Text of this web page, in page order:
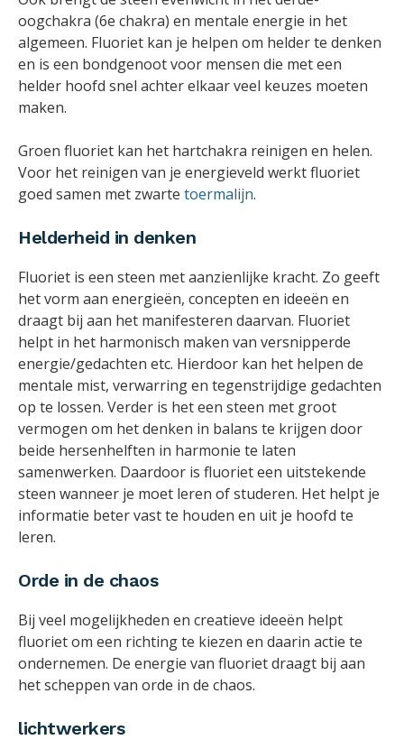
oogchakra (6e chakra) en mentale energie in het
algemeen. Fluoriet kan je helpen om helder te denken
en is een bondgenoot voor mensen die met een
helder hoofd snel achter elkaar veel keuzes moeten
maken.
Groen fluoriet kan het hartchakra reinigen en helen.
Voor het reinigen van je energieveld werkt fluoriet
goed samen met zwarte toermalijn.
Helderheid in denken
Fluoriet is een steen met aanzienlijke kracht. Zo geeft
het vorm aan energieën, concepten en ideeën en
draagt bij aan het manifesteren daarvan. Fluoriet
helpt in het harmonisch maken van versnipperde
energie/gedachten etc. Hierdoor kan het helpen de
mentale mist, verwarring en tegenstrijdige gedachten
op te lossen. Verder is het een steen met groot
vermogen om het denken in balans te krijgen door
beide hersenhelften in harmonie te laten
samenwerken. Daardoor is fluoriet een uitstekende
steen wanneer je moet leren of studeren. Het helpt je
informatie beter vast te houden en uit je hoofd te
leren.
Orde in de chaos
Bij veel mogelijkheden en creatieve ideeën helpt
fluoriet om een richting te kiezen en daarin actie te
ondernemen. De energie van fluoriet draagt bij aan
het scheppen van orde in de chaos.
lichtwerkers